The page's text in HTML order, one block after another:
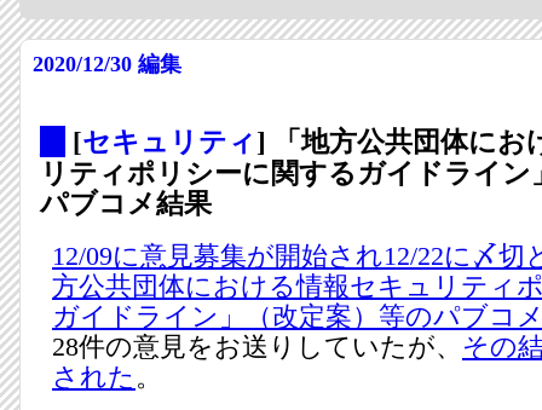
2020/12/30 編集
[セキュリティ] 「地方公共団体にお
リティポリシーに関するガイドライン
パブコメ結果
12/09に意見募集が開始され12/22に〆切
方公共団体における情報セキュリティ
ガイドライン」（改定案）等のパブコ
28件の意見をお送りしていたが、 その
された 。